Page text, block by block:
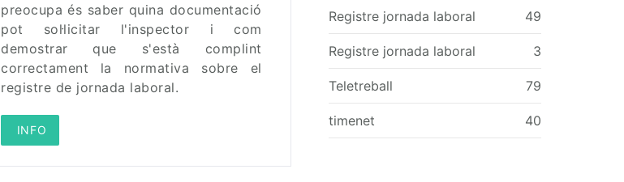
preocupa és saber quina documentació
pot sol·licitar l'inspector i com
demostrar que s'està complint
correctament la normativa sobre el
registre de jornada laboral.
INFO
Registre jornada laboral 49
Registre jornada laboral 3
Teletreball 79
timenet 40